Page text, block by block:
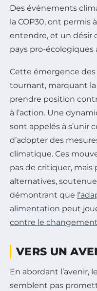
Des événements
la COP30, ont permis
entendre, et un désir
pays pro-écologiques
Cette émergence
tournant, marquant
prendre position
à l’action. Une
sont appelés à s’unir
d’adopter des
climatique. Ces
pas de critiquer, mais
alternatives,
démontrant que
alimentation peut
contre le changement
VERS UN
En abordant l’avenir,
semblent pas